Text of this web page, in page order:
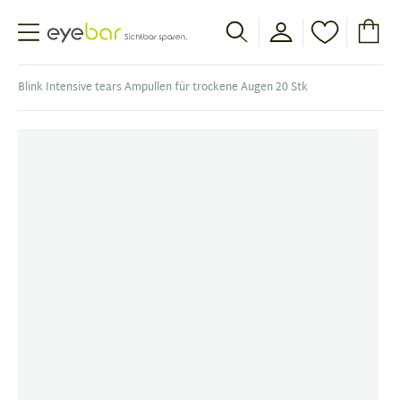
Abele Optic
Blink Intensive tears Ampullen für trockene Augen 20 Stk